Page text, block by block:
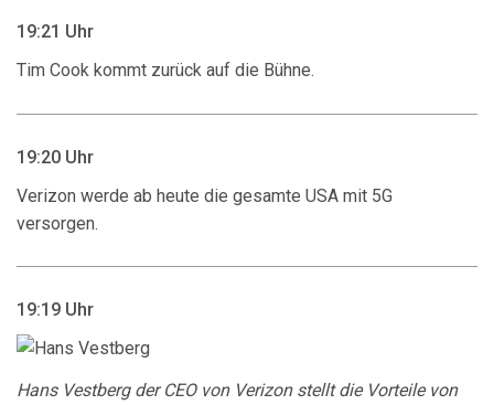
19:21 Uhr
Tim Cook kommt zurück auf die Bühne.
19:20 Uhr
Verizon werde ab heute die gesamte USA mit 5G
versorgen.
19:19 Uhr
Hans Vestberg der CEO von Verizon stellt die Vorteile von